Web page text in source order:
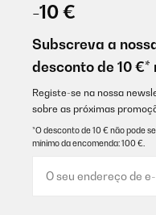
momento funziona
trasporto, il corriere
scandalo, per fortuna
Utente Amazon
Traduzir
-10 €
Subscreva a
desconto de 10
Registe-se na nossa
sobre as próximas
*O desconto de 10 € não pode
mínimo da encomenda: 100 €.